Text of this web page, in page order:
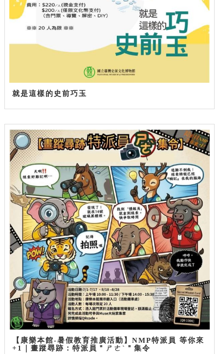
就是這樣的史前巧玉
【康樂本館-暑假教育推廣活動】NMP特派員 等你來
+1｜畫蹤尋跡：特派員＂ㄕㄜˋ＂集令